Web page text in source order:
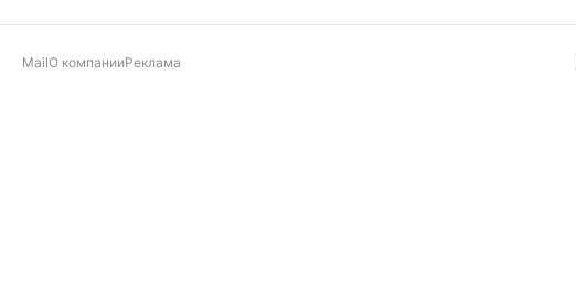
MailО компанииРеклама